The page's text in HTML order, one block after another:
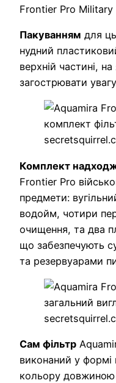
Frontier Pro Military
Пакуванням для
нудний
верхній частині,
загострювати
Комплект
Frontier Pro
предмети:
водойм, чотири
очищення, та два
що забезпечують
та резервуарами
Сам фільтр
виконаний у формі
кольору довжиною